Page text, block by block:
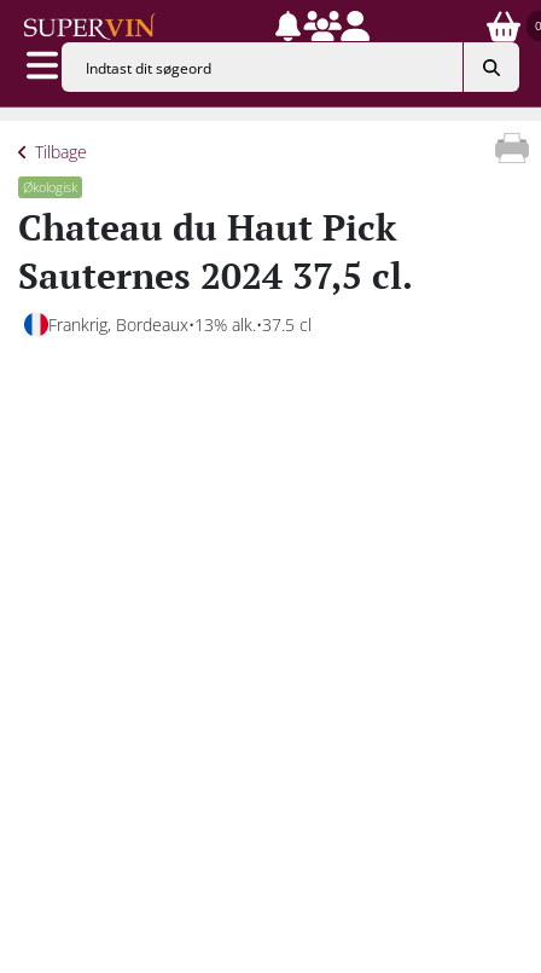
0
Tilbage
Økologisk
Chateau du Haut Pick
Sauternes 2024 37,5 cl.
Frankrig, Bordeaux 13% alk. 37.5 cl